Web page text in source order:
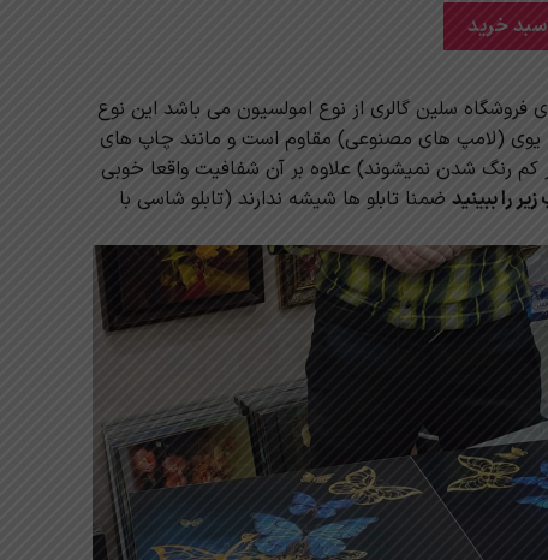
سبد خرید
فروشگاه سلین گالری از نوع امولسیون می باشد این نوع
یوی (لامپ های مصنوعی) مقاوم است و مانند چاپ های
کم رنگ شدن نمیشوند) علاوه بر آن شفافیت واقعا خوبی
را ببینید ضمنا تابلو ها شیشه ندارند (تابلو شاسی با